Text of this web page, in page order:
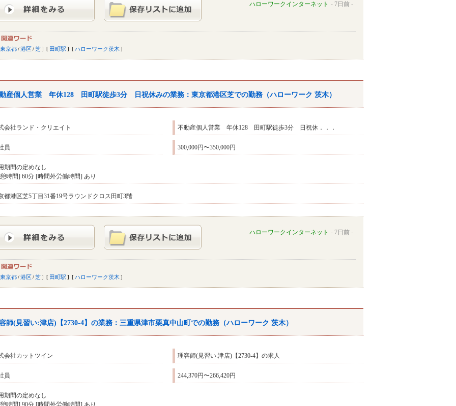
ハローワークインターネット 7日前
東京都/港区/芝 田町駅 ハローワーク茨木
産個人営業 年休128 田町駅徒歩3分 日祝休みの業務：東京都港区芝での勤務（ハローワーク 茨木）
会社ランド・クリエイト 不動産個人営業 年休128 田町駅徒歩3分 日祝休．．．
員 300,000円〜350,000円
期間の定めなし
時間] 60分 [時間外労働時間] あり
都港区芝5丁目31番19号ラウンドクロス田町3階
ハローワークインターネット 7日前
東京都/港区/芝 田町駅 ハローワーク茨木
師(見習い:津店)【2730-4】の業務：三重県津市栗真中山町での勤務（ハローワーク 茨木）
会社カットツイン 理容師(見習い:津店)【2730-4】の求人
員 244,370円〜266,420円
期間の定めなし
時間] 90分 [時間外労働時間] あり